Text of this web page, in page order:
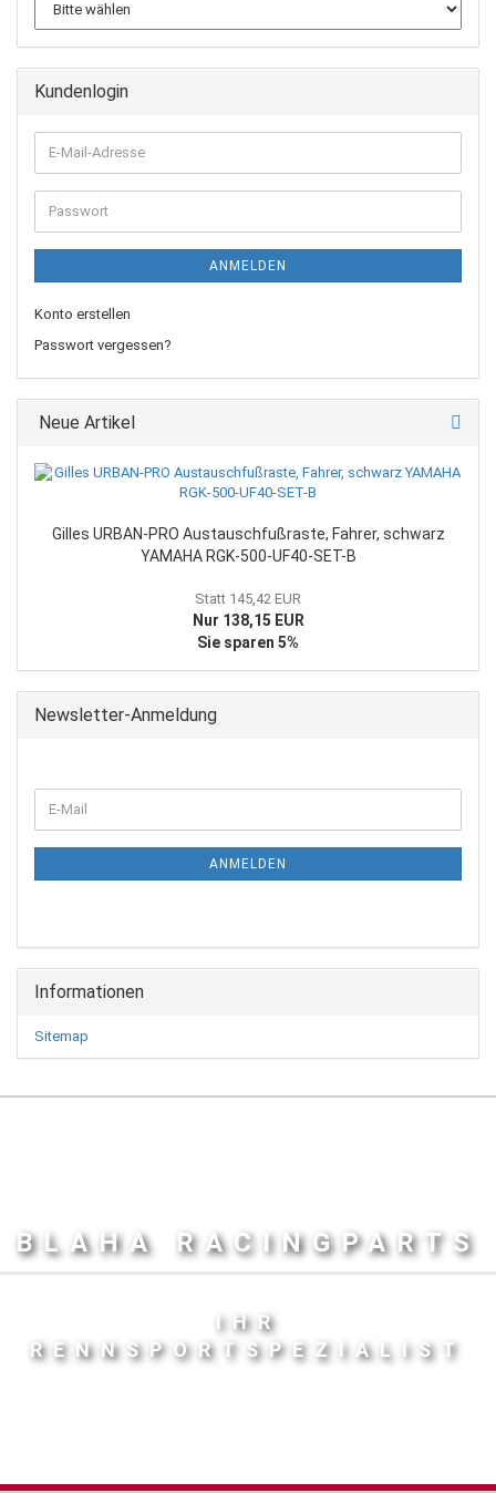
Kundenlogin
E-
Mail-
Adresse
Passwort
ANMELDEN
Konto erstellen
Passwort vergessen?
Neue Artikel
Gilles URBAN-PRO Austauschfußraste, Fahrer, schwarz
YAMAHA RGK-500-UF40-SET-B
Statt 145,42 EUR
Nur 138,15 EUR
Sie sparen 5%
Newsletter-Anmeldung
ZUR
NEWSLETTER-
E-
Mail
ANMELDEN
Informationen
Sitemap
BLAHA RACINGPARTS
IHR
RENNSPORTSPEZIALIST